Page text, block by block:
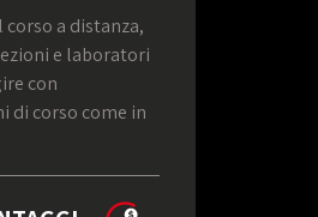
a distanza,
e laboratori
con
di corso come in